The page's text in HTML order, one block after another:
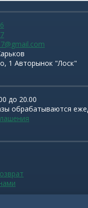
1 Авторынок "Лоск"
до 20.00
обрабатываются